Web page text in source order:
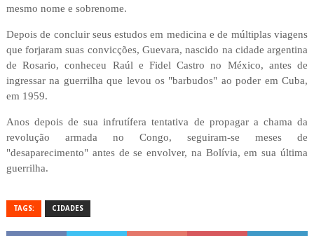
mesmo nome e sobrenome.
Depois de concluir seus estudos em medicina e de múltiplas viagens
que forjaram suas convicções, Guevara, nascido na cidade argentina
de Rosario, conheceu Raúl e Fidel Castro no México, antes de
ingressar na guerrilha que levou os "barbudos" ao poder em Cuba,
em 1959.
Anos depois de sua infrutífera tentativa de propagar a chama da
revolução armada no Congo, seguiram-se meses de
"desaparecimento" antes de se envolver, na Bolívia, em sua última
guerrilha.
TAGS: CIDADES